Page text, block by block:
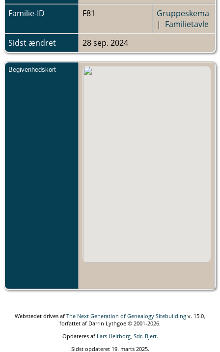
Familie-ID
F81
Gruppeskema
| Familietavle
Sidst ændret
28 sep. 2024
Begivenhedskort
Webstedet drives af The Next Generation of Genealogy Sitebuilding v. 15.0,
forfattet af Darrin Lythgoe © 2001-2026.
Opdateres af Lars Heltborg, Sdr. Bjert.
Sidst opdateret 19. marts 2025.